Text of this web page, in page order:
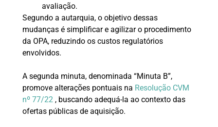
avaliação.
Segundo a autarquia, o objetivo dessas
mudanças é simplificar e agilizar o procedimento
da OPA, reduzindo os custos regulatórios
envolvidos.
A segunda minuta, denominada “Minuta B”,
promove alterações pontuais na Resolução CVM
nº 77/22, buscando adequá-la ao contexto das
ofertas públicas de aquisição.